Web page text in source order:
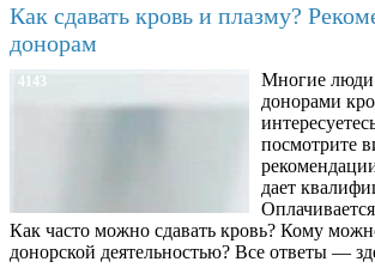
Как сдавать кровь и плазму?
донорам
4143
Многие люди
донорами
посмотрите
дает
Как часто можно сдавать кровь? Кому
донорской деятельностью? Все ответы —